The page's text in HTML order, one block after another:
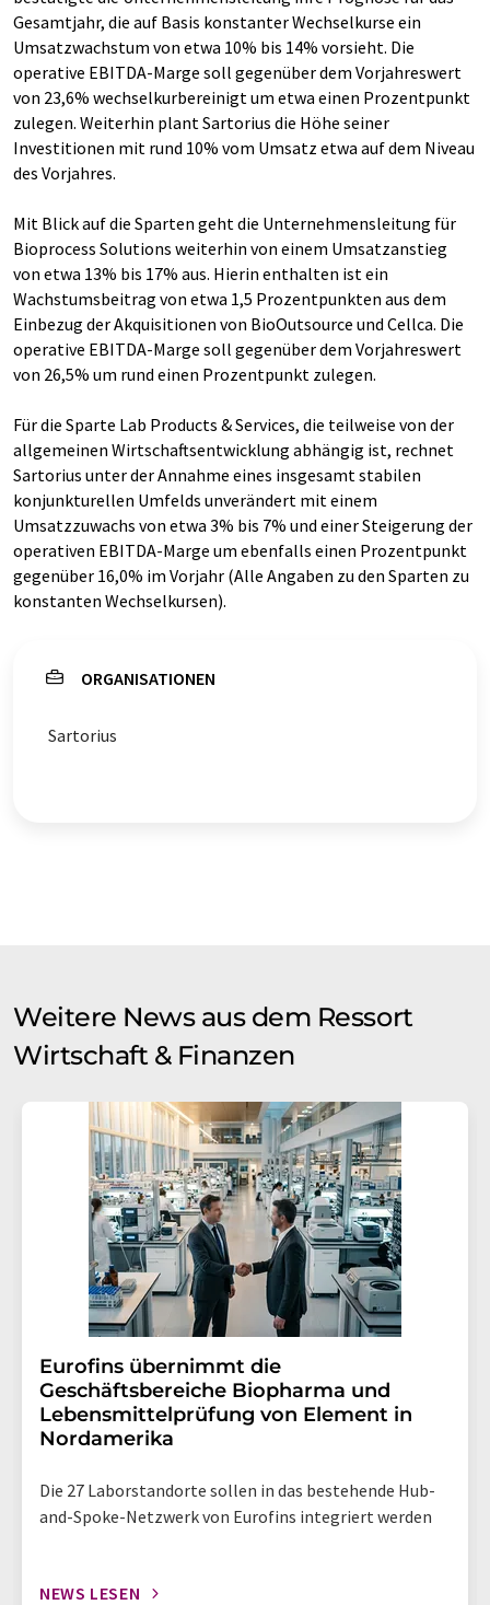
Gesamtjahr, die auf Basis konstanter Wechselkurse ein
Umsatzwachstum von etwa 10% bis 14% vorsieht. Die
operative EBITDA-Marge soll gegenüber dem Vorjahreswert
von 23,6% wechselkurbereinigt um etwa einen Prozentpunkt
zulegen. Weiterhin plant Sartorius die Höhe seiner
Investitionen mit rund 10% vom Umsatz etwa auf dem Niveau
des Vorjahres.
Mit Blick auf die Sparten geht die Unternehmensleitung für
Bioprocess Solutions weiterhin von einem Umsatzanstieg
von etwa 13% bis 17% aus. Hierin enthalten ist ein
Wachstumsbeitrag von etwa 1,5 Prozentpunkten aus dem
Einbezug der Akquisitionen von BioOutsource und Cellca. Die
operative EBITDA-Marge soll gegenüber dem Vorjahreswert
von 26,5% um rund einen Prozentpunkt zulegen.
Für die Sparte Lab Products & Services, die teilweise von der
allgemeinen Wirtschaftsentwicklung abhängig ist, rechnet
Sartorius unter der Annahme eines insgesamt stabilen
konjunkturellen Umfelds unverändert mit einem
Umsatzzuwachs von etwa 3% bis 7% und einer Steigerung der
operativen EBITDA-Marge um ebenfalls einen Prozentpunkt
gegenüber 16,0% im Vorjahr (Alle Angaben zu den Sparten zu
konstanten Wechselkursen).
ORGANISATIONEN
Sartorius
Weitere News aus dem Ressort
Wirtschaft & Finanzen
Eurofins übernimmt die
Geschäftsbereiche Biopharma und
Lebensmittelprüfung von Element in
Nordamerika
Die 27 Laborstandorte sollen in das bestehende Hub-
and-Spoke-Netzwerk von Eurofins integriert werden
NEWS LESEN